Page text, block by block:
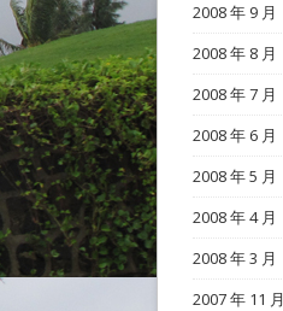
2008 年 9 月
2008 年 8 月
2008 年 7 月
2008 年 6 月
2008 年 5 月
2008 年 4 月
2008 年 3 月
2007 年 11 月